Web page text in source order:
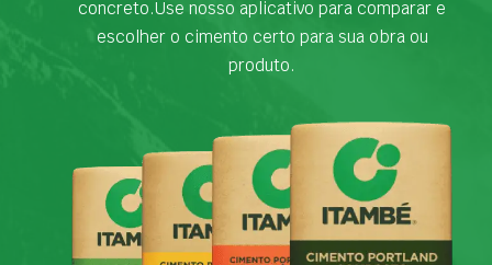
concreto.Use nosso aplicativo para comparar e
escolher o cimento certo para sua obra ou
produto.